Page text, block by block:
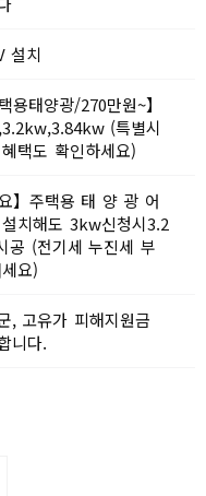
설치
택용태양광/270만원~】
(특별시
택도 확인하세요)
요】주택용 태 양 광 어
치해도 3kw신청시3.2
공 (전기세 누진세 부
요)
, 고유가 피해지원금
니다.